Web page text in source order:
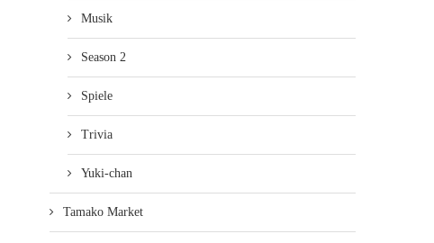
Musik
Season 2
Spiele
Trivia
Yuki-chan
Tamako Market